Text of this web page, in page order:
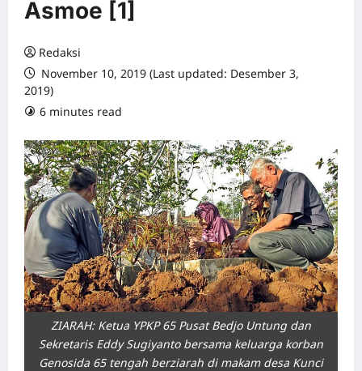
Asmoe [1]
Redaksi
November 10, 2019 (Last updated: Desember 3,
2019)
6 minutes read
ZIARAH: Ketua YPKP 65 Pusat Bedjo Untung dan
Sekretaris Eddy Sugiyanto bersama keluarga korban
Genosida 65 tengah berziarah di makam desa Kunci